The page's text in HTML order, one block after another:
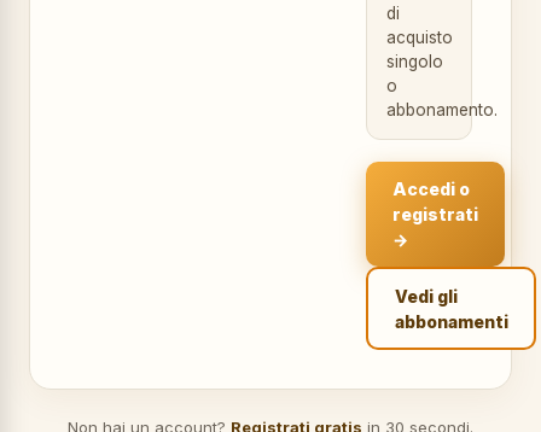
di
acquisto
singolo
o
abbonamento.
Accedi o
registrati
→
Vedi gli
abbonamenti
Non hai un account? Registrati gratis in 30 secondi.